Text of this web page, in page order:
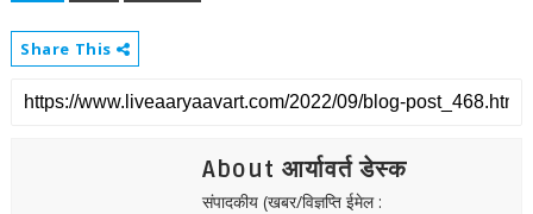
Share This
About आर्यावर्त डेस्क
संपादकीय (खबर/विज्ञप्ति ईमेल :